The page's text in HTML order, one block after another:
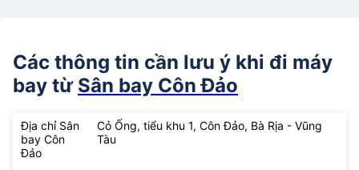
Các thông tin cần lưu ý khi đi máy
bay từ Sân bay Côn Đảo
Địa chỉ Sân
bay Côn
Đảo
Cỏ Ống, tiểu khu 1, Côn Đảo, Bà Rịa - Vũng
Tàu